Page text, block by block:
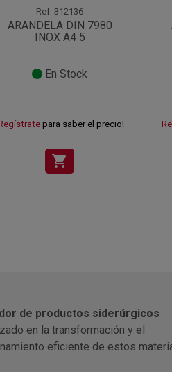
Ref. 312136
ARANDELA DIN 7980
INOX A4 5
En Stock
para saber el precio!
shopping_cart
de productos siderúrgicos
en la transformación y el
eficiente de estos